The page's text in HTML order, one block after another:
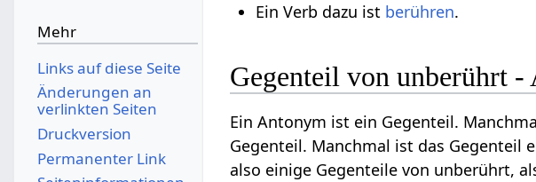
Ein Verb dazu ist berühren.
Gegenteil von unberührt -
Ein Antonym ist ein Gegenteil.
Gegenteil. Manchmal ist das Gegenteil
also einige Gegenteile von unberührt,
Mehr
Links auf diese Seite
Änderungen an
verlinkten Seiten
Druckversion
Permanenter Link